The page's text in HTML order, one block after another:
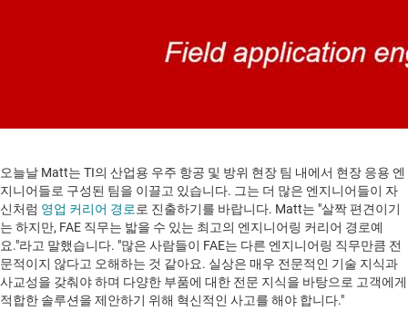
오늘날 Matt는 TI의 산업용 우주 항공 및 방위 현장 팀 내에서 현장 응용 엔
지니어들로 구성된 팀을 이끌고 있습니다. 그는 더 많은 엔지니어들이 자
신처럼 영업 커리어 경로 로 진출하기를 바랍니다. Matt는 "살짝 편견이기
는 하지만, FAE 직무는 밟을 수 있는 최고의 엔지니어링 커리어 경로예
요."라고 말했습니다. "많은 사람들이 FAE는 다른 엔지니어링 직무만큼 전
문적이지 않다고 오해하는 것 같아요. 실상은 매우 전문적인 기술 지식과
사교성을 갖춰야 하며 다양한 부품에 대한 전문 지식을 바탕으로 고객에게
적합한 솔루션을 제안하기 위해 혁신적인 사고를 해야 합니다."